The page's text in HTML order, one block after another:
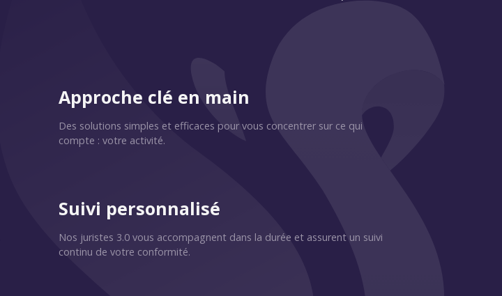
Approche clé en main
Des solutions simples et efficaces pour vous concentrer sur ce qui
compte : votre activité.
Suivi personnalisé
Nos juristes 3.0 vous accompagnent dans la durée et assurent un suivi
continu de votre conformité.